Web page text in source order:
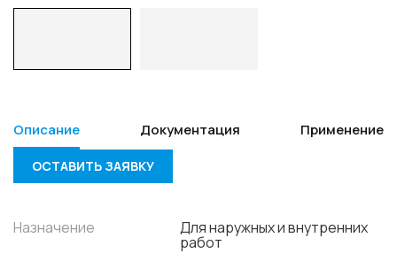
Описание Документация Применение
ОСТАВИТЬ ЗАЯВКУ
Назначение Для наружных и внутренних
работ